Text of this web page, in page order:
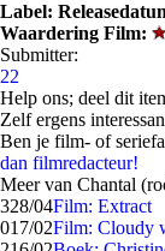
Label:
Waardering Film:
Submitter:
22
Help ons; deel dit
Zelf ergens
Ben je film- of
dan filmredacteur!
Meer van Chantal
328/04Film: Extract
017/02Film: Cloudy